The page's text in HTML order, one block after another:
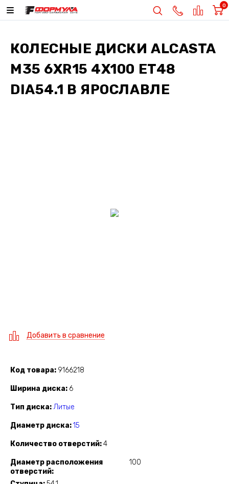
0
КОЛЕСНЫЕ ДИСКИALCASTA
M35 6XR15 4X100 ET48
DIA54.1 В ЯРОСЛАВЛЕ
Добавить в сравнение
Код товара 9166218
Ширина диска 6
Тип диска Литые
Диаметр диска 15
Количество отверстий 4
Диаметр расположения
отверстий
100